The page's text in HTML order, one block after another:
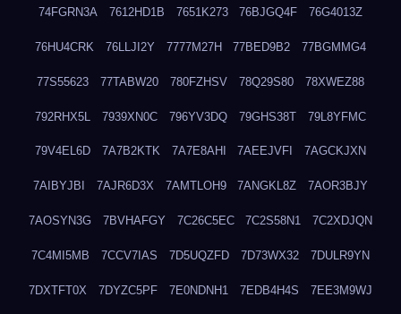
74FGRN3A 7612HD1B 7651K273 76BJGQ4F 76G4013Z
76HU4CRK 76LLJI2Y 7777M27H 77BED9B2 77BGMMG4
77S55623 77TABW20 780FZHSV 78Q29S80 78XWEZ88
792RHX5L 7939XN0C 796YV3DQ 79GHS38T 79L8YFMC
79V4EL6D 7A7B2KTK 7A7E8AHI 7AEEJVFI 7AGCKJXN
7AIBYJBI 7AJR6D3X 7AMTLOH9 7ANGKL8Z 7AOR3BJY
7AOSYN3G 7BVHAFGY 7C26C5EC 7C2S58N1 7C2XDJQN
7C4MI5MB 7CCV7IAS 7D5UQZFD 7D73WX32 7DULR9YN
7DXTFT0X 7DYZC5PF 7E0NDNH1 7EDB4H4S 7EE3M9WJ